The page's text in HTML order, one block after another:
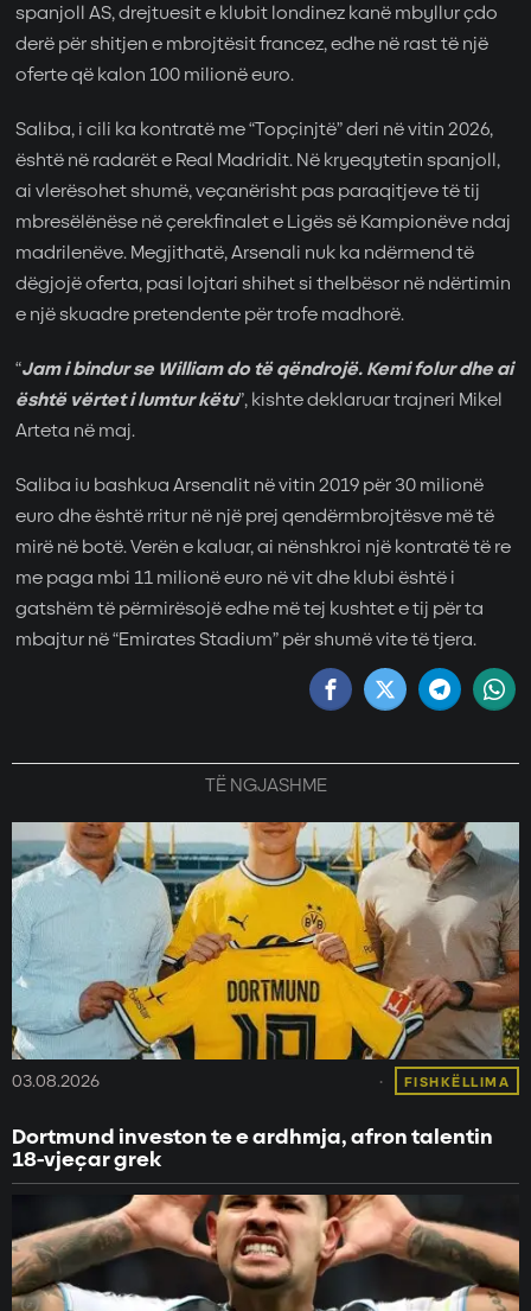
spanjoll AS, drejtuesit e klubit londinez kanë mbyllur çdo
derë për shitjen e mbrojtësit francez, edhe në rast të një
oferte që kalon 100 milionë euro.
Saliba, i cili ka kontratë me “Topçinjtë” deri në vitin 2026,
është në radarët e Real Madridit. Në kryeqytetin spanjoll,
ai vlerësohet shumë, veçanërisht pas paraqitjeve të tij
mbresëlënëse në çerekfinalet e Ligës së Kampionëve ndaj
madrilenëve. Megjithatë, Arsenali nuk ka ndërmend të
dëgjojë oferta, pasi lojtari shihet si thelbësor në ndërtimin
e një skuadre pretendente për trofe madhorë.
“Jam i bindur se William do të qëndrojë. Kemi folur dhe ai
është vërtet i lumtur këtu”, kishte deklaruar trajneri Mikel
Arteta në maj.
Saliba iu bashkua Arsenalit në vitin 2019 për 30 milionë
euro dhe është rritur në një prej qendërmbrojtësve më të
mirë në botë. Verën e kaluar, ai nënshkroi një kontratë të re
me paga mbi 11 milionë euro në vit dhe klubi është i
gatshëm të përmirësojë edhe më tej kushtet e tij për ta
mbajtur në “Emirates Stadium” për shumë vite të tjera.
TË NGJASHME
03.08.2026 FISHKËLLIMA
Dortmund investon te e ardhmja, afron talentin
18-vjeçar grek